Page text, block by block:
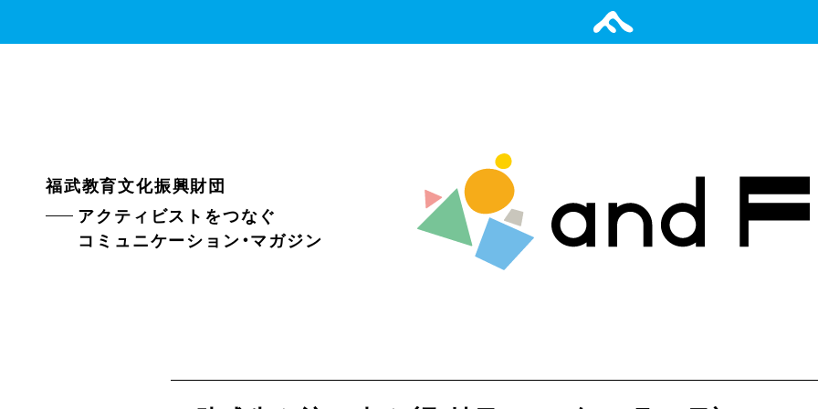
福武教育文化振興財団
アクティビストをつなぐ
コミュニケーション・マガジン